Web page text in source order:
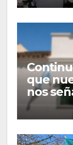
que
nos
de 1816